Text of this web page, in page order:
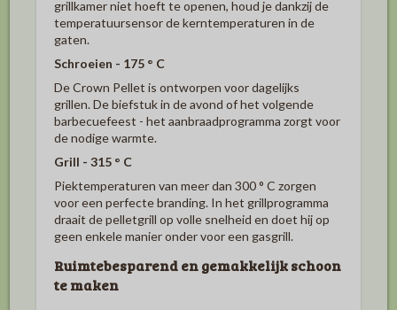
grillkamer niet hoeft te openen, houd je dankzij de
temperatuursensor de kerntemperaturen in de
gaten.
Schroeien - 175 ° C
De Crown Pellet is ontworpen voor dagelijks
grillen.De biefstuk in de avond of het volgende
barbecuefeest - het aanbraadprogramma zorgt voor
de nodige warmte.
Grill - 315 ° C
Piektemperaturen van meer dan 300 ° C zorgen
voor een perfecte branding. In het grillprogramma
draait de pelletgrill op volle snelheid en doet hij op
geen enkele manier onder voor een gasgrill.
Ruimtebesparend en gemakkelijk schoon
te maken